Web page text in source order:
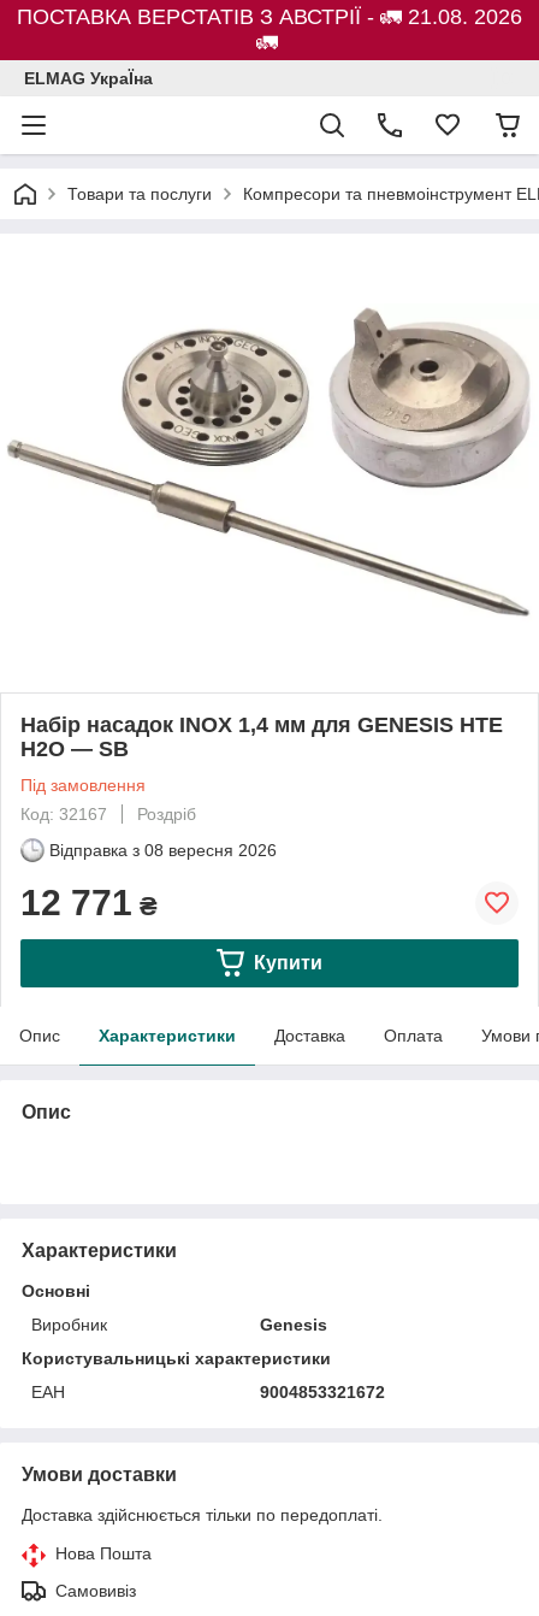
ПОСТАВКА ВЕРСТАТІВ З АВСТРІЇ - 🚛 21.08. 2026
🚛
ELMAG УкраЇна
Товари та послуги Компресори та пневмоінструмент
Набір насадок INOX 1,4 мм для GENESIS HTE
H2O — SB
Під замовлення
Код: 32167
Роздріб
Відправка з 08 вересня 2026
12 771 ₴
Купити
Опис Характеристики Доставка Оплата Умови
Опис
Характеристики
Основні
Виробник
Genesis
Користувальницькі характеристики
ЕАН
9004853321672
Умови доставки
Доставка здійснюється тільки по передоплаті.
Нова Пошта
Самовивіз